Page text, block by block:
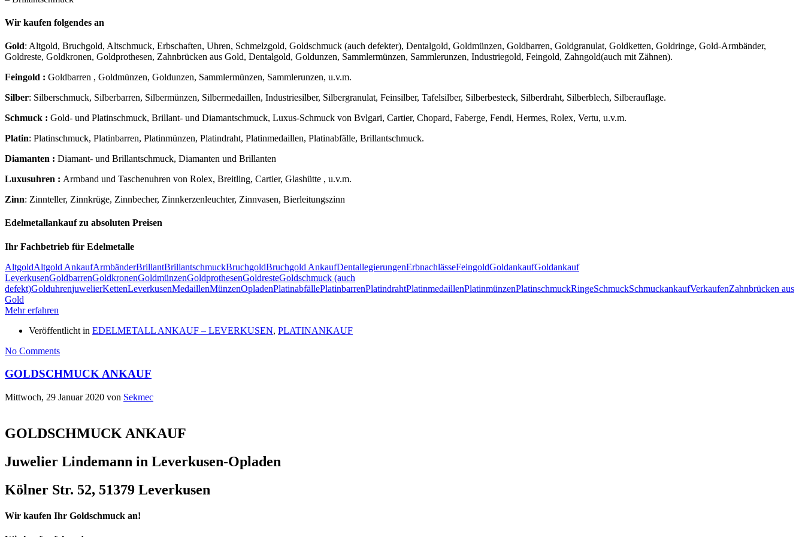
Wir kaufen folgendes an
Gold: Altgold, Bruchgold, Altschmuck, Erbschaften, Uhren, Schmelzgold, Goldschmuck (auch defekter), Dentalgold, Goldmünzen, Goldbarren, Goldgranulat, Goldketten, Goldringe, Gold-Armbänder,
Goldreste, Goldkronen, Goldprothesen, Zahnbrücken aus Gold, Dentalgold, Goldunzen, Sammlermünzen, Sammlerunzen, Industriegold, Feingold, Zahngold(auch mit Zähnen).
Feingold : Goldbarren , Goldmünzen, Goldunzen, Sammlermünzen, Sammlerunzen, u.v.m.
Silber: Silberschmuck, Silberbarren, Silbermünzen, Silbermedaillen, Industriesilber, Silbergranulat, Feinsilber, Tafelsilber, Silberbesteck, Silberdraht, Silberblech, Silberauflage.
Schmuck : Gold- und Platinschmuck, Brillant- und Diamantschmuck, Luxus-Schmuck von Bvlgari, Cartier, Chopard, Faberge, Fendi, Hermes, Rolex, Vertu, u.v.m.
Platin: Platinschmuck, Platinbarren, Platinmünzen, Platindraht, Platinmedaillen, Platinabfälle, Brillantschmuck.
Diamanten : Diamant- und Brillantschmuck, Diamanten und Brillanten
Luxusuhren : Armband und Taschenuhren von Rolex, Breitling, Cartier, Glashütte , u.v.m.
Zinn: Zinnteller, Zinnkrüge, Zinnbecher, Zinnkerzenleuchter, Zinnvasen, Bierleitungszinn
Edelmetallankauf zu absoluten Preisen
Ihr Fachbetrieb für Edelmetalle
AltgoldAltgold AnkaufArmbänderBrillantBrillantschmuckBruchgoldBruchgold AnkaufDentallegierungenErbnachlässeFeingoldGoldankaufGoldankauf
LeverkusenGoldbarrenGoldkronenGoldmünzenGoldprothesenGoldresteGoldschmuck (auch
defekt)GolduhrenjuwelierKettenLeverkusenMedaillenMünzenOpladenPlatinabfällePlatinbarrenPlatindrahtPlatinmedaillenPlatinmünzenPlatinschmuckRingeSchmuckSchmuckankaufVerkaufenZahnbrücken aus
Gold
Mehr erfahren
Veröffentlicht in EDELMETALL ANKAUF – LEVERKUSEN, PLATINANKAUF
No Comments
GOLDSCHMUCK ANKAUF
Mittwoch, 29 Januar 2020 von Sekmec
GOLDSCHMUCK ANKAUF
Juwelier Lindemann in Leverkusen-Opladen
Kölner Str. 52, 51379 Leverkusen
Wir kaufen Ihr Goldschmuck an!